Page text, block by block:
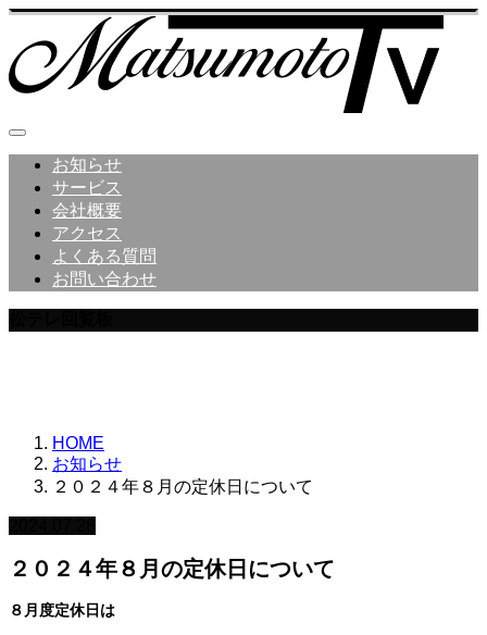
お知らせ
サービス
会社概要
アクセス
よくある質問
お問い合わせ
HOME
お知らせ
２０２４年８月の定休日について
２０２４年８月の定休日について
８月度定休日は